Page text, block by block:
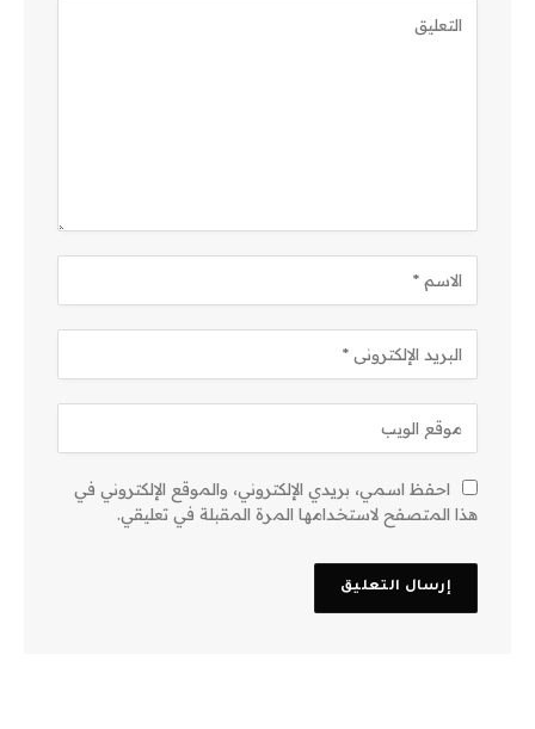
احفظ اسمي، بريدي الإلكتروني، والموقع الإلكتروني في
هذا المتصفح لاستخدامها المرة المقبلة في تعليقي.